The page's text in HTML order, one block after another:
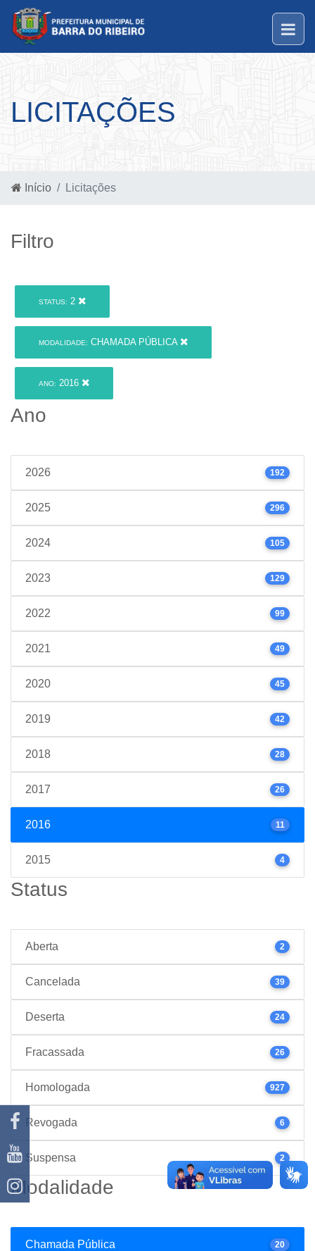
LICITAÇÕES
Início Licitações
Filtro
STATUS: 2
MODALIDADE: CHAMADA PÚBLICA
ANO: 2016
Ano
2026 192
2025 296
2024 105
2023 129
2022 99
2021 49
2020 45
2019 42
2018 28
2017 26
2016 11
2015 4
Status
Aberta 2
Cancelada 39
Deserta 24
Fracassada 26
Homologada 927
Revogada 6
Suspensa 2
Modalidade
Chamada Pública 20